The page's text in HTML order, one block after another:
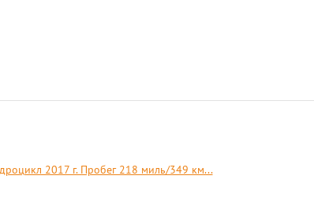
2017 г. Пробег 218 миль/349 км...